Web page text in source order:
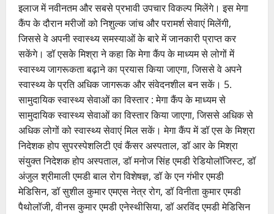
इलाज में नवीनतम और सबसे प्रभावी उपचार विकल्प मिलेंगे। इस मेगा
कैंप के दौरान मरीजों को निशुल्क जांच और परामर्श सेवाएं मिलेंगी,
जिससे वे अपनी स्वास्थ्य समस्याओं के बारे में जानकारी प्राप्त कर
सकेंगे। डॉ एसके मिश्रा ने कहा कि मेगा कैंप के माध्यम से लोगों में
स्वास्थ्य जागरूकता बढ़ाने का प्रयास किया जाएगा, जिससे वे अपने
स्वास्थ्य के प्रति अधिक जागरूक और संवेदनशील बन सकें। 5.
सामुदायिक स्वास्थ्य सेवाओं का विस्तार : मेगा कैंप के माध्यम से
सामुदायिक स्वास्थ्य सेवाओं का विस्तार किया जाएगा, जिससे अधिक से
अधिक लोगों को स्वास्थ्य सेवाएं मिल सकें। मेगा कैंप में डॉ एस के मिश्रा
निदेशक होप सुपरस्पेशलिटी एवं कैंसर अस्पताल, डॉ आर के मिश्रा
संयुक्त निदेशक होप अस्पताल, डॉ मनोज सिंह एमडी रेडियोलॉजिस्ट, डॉ
अंजुल श्रीमाली एमडी बाल रोग विशेषज्ञ, डॉ के एन गंभीर एमडी
मेडिसिन, डॉ सुशील कुमार एमएस नेत्र रोग, डॉ विनीता कुमार एमडी
पैथोलॉजी, वीनस कुमार एमडी एनेस्थीसिया, डॉ अरविंद एमडी मेडिसिन